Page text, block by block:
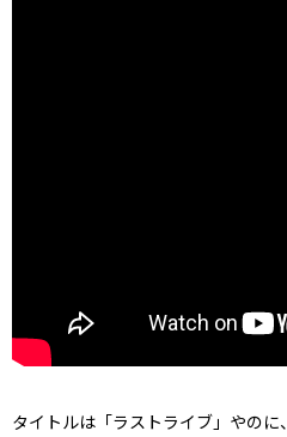
タイトルは「ラストライブ」やのに、